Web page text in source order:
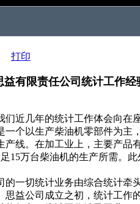
打印
有限责任公司统计工作经
近几年的统计工作体会向在
个以生产柴油机零部件为主
线。在加工业上，主要产品
15万台柴油机的生产所需。
一切统计业务由综合统计牵
益公司成立之初，统计工作